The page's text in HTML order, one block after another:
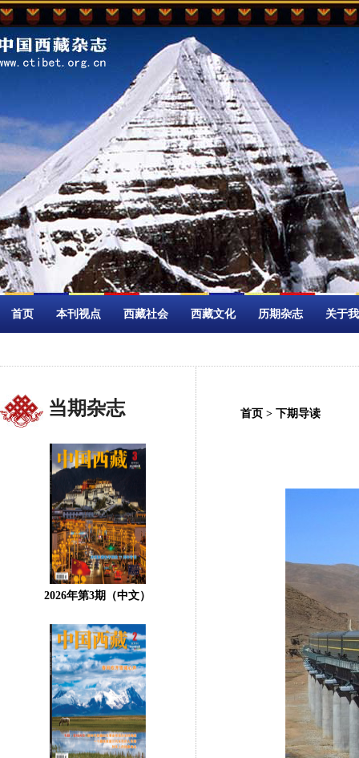
首页 本刊视点 西藏社会 西藏文化 历期杂志 关于
当期杂志
2026年第3期（中文）
首页 > 下期导读